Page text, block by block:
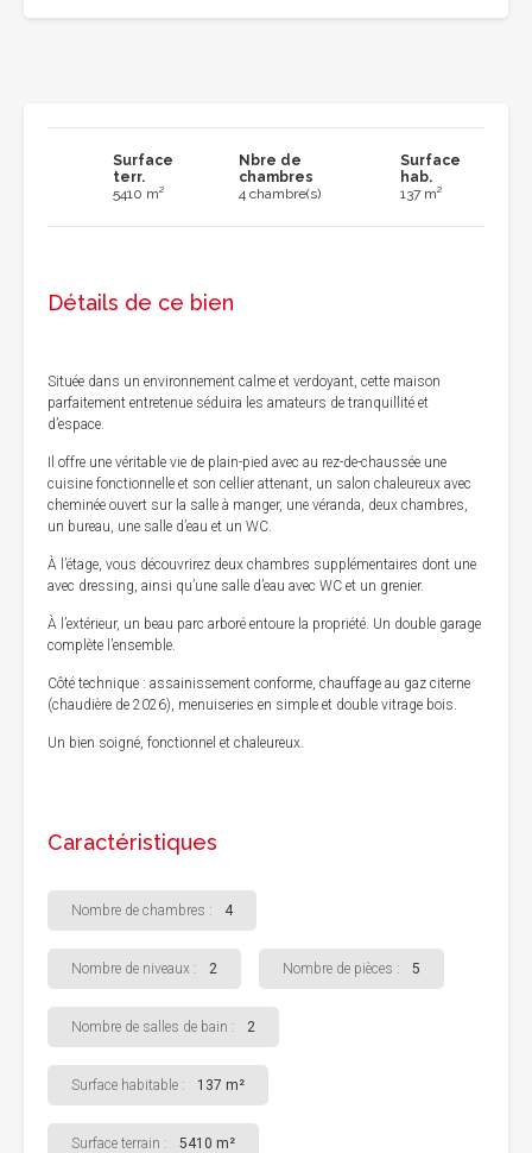
Surface
terr.
5410 m²
Nbre de
chambres
4 chambre(s)
Surface
hab.
137 m²
Détails de ce bien
Située dans un environnement calme et verdoyant, cette maison
parfaitement entretenue séduira les amateurs de tranquillité et
d’espace.
Il offre une véritable vie de plain-pied avec au rez-de-chaussée une
cuisine fonctionnelle et son cellier attenant, un salon chaleureux avec
cheminée ouvert sur la salle à manger, une véranda, deux chambres,
un bureau, une salle d’eau et un WC.
À l’étage, vous découvrirez deux chambres supplémentaires dont une
avec dressing, ainsi qu’une salle d’eau avec WC et un grenier.
À l’extérieur, un beau parc arboré entoure la propriété. Un double garage
complète l’ensemble.
Côté technique : assainissement conforme, chauffage au gaz citerne
(chaudière de 2026), menuiseries en simple et double vitrage bois.
Un bien soigné, fonctionnel et chaleureux.
Caractéristiques
Nombre de chambres : 4
Nombre de niveaux : 2 Nombre de pièces : 5
Nombre de salles de bain : 2
Surface habitable : 137 m²
Surface terrain : 5410 m²